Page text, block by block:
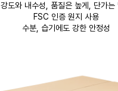
강도와 내수성, 품질은 높게, 단가는
FSC 인증 원지 사용
수분, 습기에도 강한 안정성